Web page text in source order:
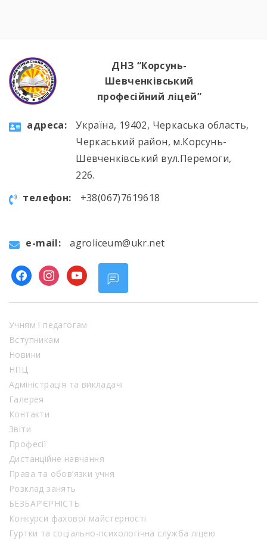
ДНЗ “Корсунь-
Шевченківський
професійний ліцей”
aдресa:
Україна, 19402, Черкаська область,
Черкаський район, м.Корсунь-
Шевченківський вул.Перемоги,
226.
телефон:
+38(067)7619618
e-mail: agroliceum@ukr.net
facebookinstagram
youtube
Учням і педагогам
Вступникам
Новини
НПЦ
Адміністрація та викладачі
Галерея
Контакти
Звіти
Професії
Дистанційне навчання
Права та обов’язки учня
Розклад занять
БЕЗБАР’ЄРНІСТЬ
Конкурси фахової майстерності
Гуртки та соціально-психологічна служба ліцею